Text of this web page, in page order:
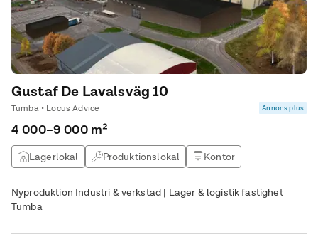
Gustaf De Lavalsväg 10
Tumba • Locus Advice Annons plus
4 000–9 000 m²
Lagerlokal Produktionslokal
Kontor
Nyproduktion Industri & verkstad | Lager & logistik fastighet
Tumba